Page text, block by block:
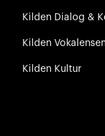
Kilden Dialog &
Kilden
Kilden Kultur